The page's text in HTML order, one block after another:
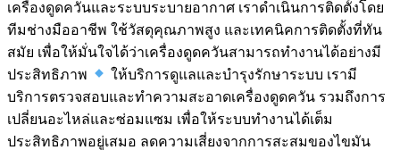
เครื่องดูดควันและระบบระบายอากาศ เราดำเนินการติดตั้งโดย
ทีมช่างมืออาชีพ ใช้วัสดุคุณภาพสูง และเทคนิคการติดตั้งที่ทัน
สมัย เพื่อให้มั่นใจได้ว่าเครื่องดูดควันสามารถทำงานได้อย่างมี
ประสิทธิภาพ
ให้บริการดูแลและบำรุงรักษาระบบ เรามี
บริการตรวจสอบและทำความสะอาดเครื่องดูดควัน รวมถึงการ
เปลี่ยนอะไหล่และซ่อมแซม เพื่อให้ระบบทำงานได้เต็ม
ประสิทธิภาพอยู่เสมอ ลดความเสี่ยงจากการสะสมของไขมัน